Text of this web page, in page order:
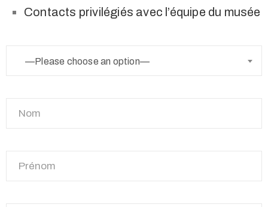
Contacts privilégiés avec l’équipe du musée
—Please choose an option—